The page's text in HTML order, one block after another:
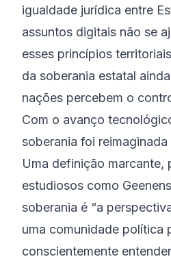
igualdade jurídica entre
assuntos digitais não se
esses princípios
da soberania estatal
nações percebem o
Com o avanço
soberania foi
Uma definição marcante,
estudiosos como
soberania é “a
uma comunidade política
conscientemente